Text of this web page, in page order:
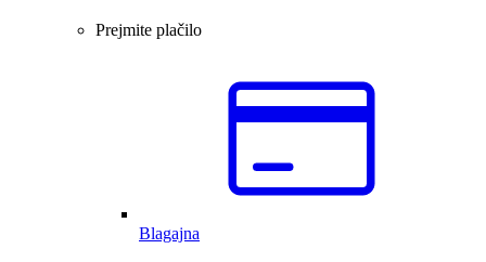
Prejmite plačilo
Blagajna